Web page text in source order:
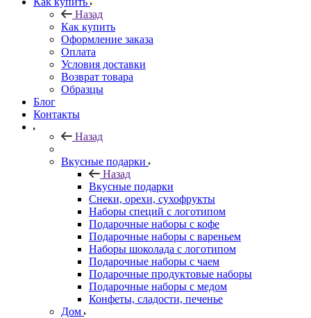
Назад
Как купить
Оформление заказа
Оплата
Условия доставки
Возврат товара
Образцы
Блог
Контакты
Назад
Вкусные подарки
Назад
Вкусные подарки
Снеки, орехи, сухофрукты
Наборы специй с логотипом
Подарочные наборы с кофе
Подарочные наборы с вареньем
Наборы шоколада с логотипом
Подарочные наборы с чаем
Подарочные продуктовые наборы
Подарочные наборы с медом
Конфеты, сладости, печенье
Дом